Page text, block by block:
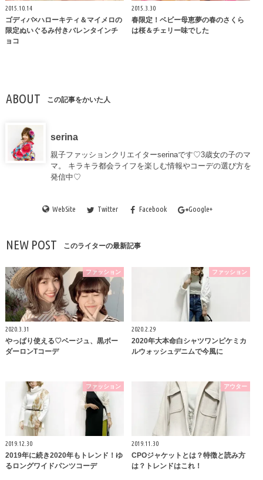
2015.10.14
ゴディバ×ハローキティ＆マイメロの
限定ぬいぐるみ付きバレンタインチ
ョコ
2015.3.30
春限定！ベビー母恵夢の春のさくら
は桜＆チェリー味でした
ABOUT この記事をかいた人
serina
親子ファッションクリエイターserinaです♡3歳女の子のマ
マ。 キラキラ都会ライフを楽しむ情報やコーデの選び方を
発信中♡
WebSite Twitter Facebook Google+
NEW POST このライターの最新記事
ファッション
2020.3.31
やっぱり使える♡ベージュ、黒ボー
ダーロンTコーデ
ファッション
2020.2.29
2020年大本命白シャツワンピケミカ
ルウォッシュデニムで今風に
ファッション
2019.12.30
2019年に続き2020年もトレンド！ゆ
るロングワイドパンツコーデ
アウター
2019.11.30
CPOジャケットとは？特徴と読み方
は？トレンドはこれ！